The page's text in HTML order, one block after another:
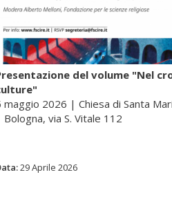
del volume "Nel
maggio 2026 | Chiesa di Santa
Bologna, via S. Vitale 112
La Fondazione per le scienze
29 Aprile 2026